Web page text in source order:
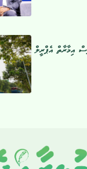
އިމާރާތް އެޕްރީލް